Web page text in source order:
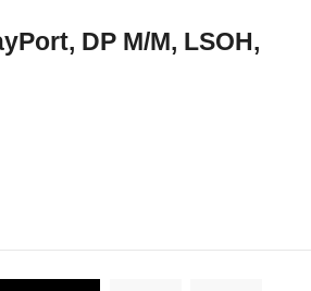
DP M/M, LSOH,